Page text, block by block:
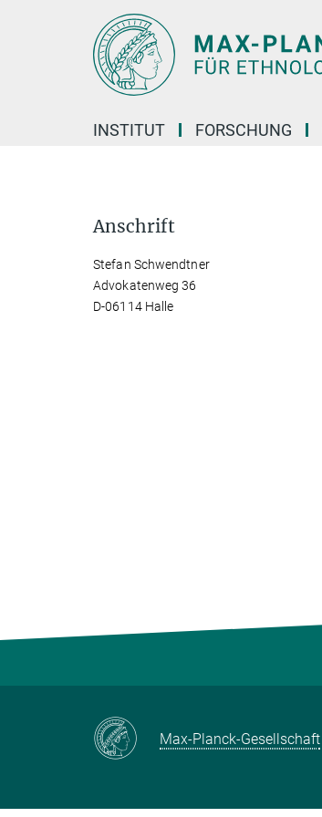
INSTITUT FORSCHUNG
Anschrift
Stefan Schwendtner
Advokatenweg 36
D-06114 Halle
Max-Planck-Gesellschaft